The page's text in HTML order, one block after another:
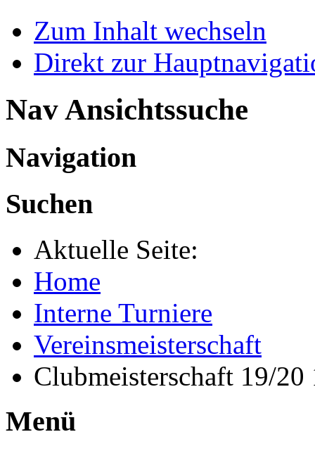
Zum Inhalt wechseln
Direkt zur
Nav Ansichtssuche
Navigation
Suchen
Aktuelle Seite:
Home
Interne Turniere
Vereinsmeisterschaft
Clubmeisterschaft 19/20
Menü